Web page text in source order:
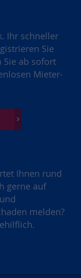
Ihr schneller
Sie
ab sofort
Mieter-
Ihnen rund
gerne auf
melden?